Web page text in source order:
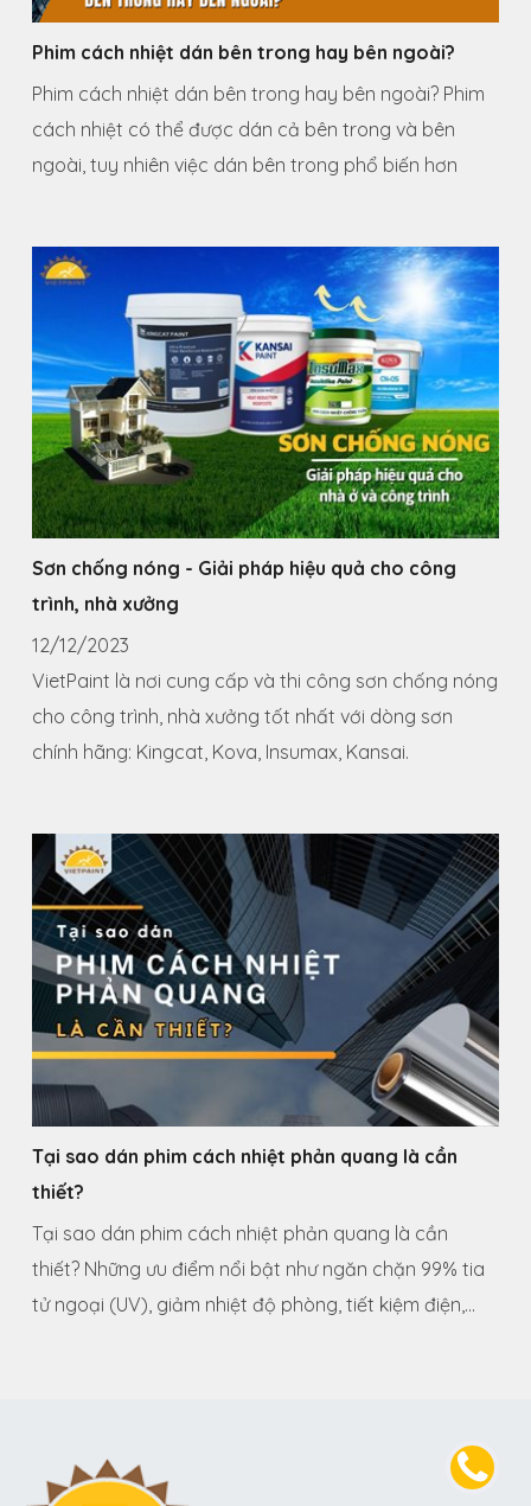
Phim cách nhiệt dán bên trong hay bên ngoài?
Phim cách nhiệt dán bên trong hay bên ngoài? Phim
cách nhiệt có thể được dán cả bên trong và bên
ngoài, tuy nhiên việc dán bên trong phổ biến hơn
Sơn chống nóng - Giải pháp hiệu quả cho công
trình, nhà xưởng
12/12/2023
VietPaint là nơi cung cấp và thi công sơn chống nóng
cho công trình, nhà xưởng tốt nhất với dòng sơn
chính hãng: Kingcat, Kova, Insumax, Kansai.
Tại sao dán phim cách nhiệt phản quang là cần
thiết?
Tại sao dán phim cách nhiệt phản quang là cần
thiết? Những ưu điểm nổi bật như ngăn chặn 99% tia
tử ngoại (UV), giảm nhiệt độ phòng, tiết kiệm điện,...